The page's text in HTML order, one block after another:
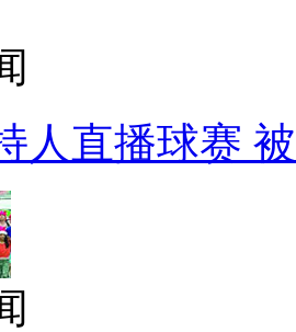
人直播球赛